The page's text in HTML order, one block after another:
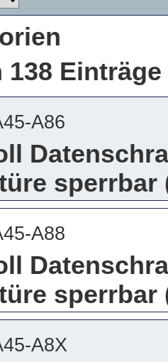
138
A86
sperrbar
A88
sperrbar
A8X